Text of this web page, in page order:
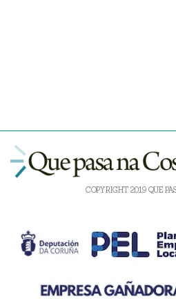
COPYRIGHT 2019 QUE